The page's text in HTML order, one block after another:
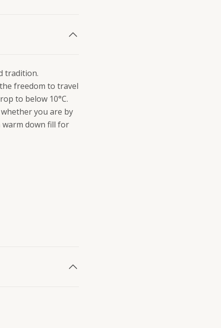
tradition.
freedom to travel
to below 10°C.
you are by
down fill for